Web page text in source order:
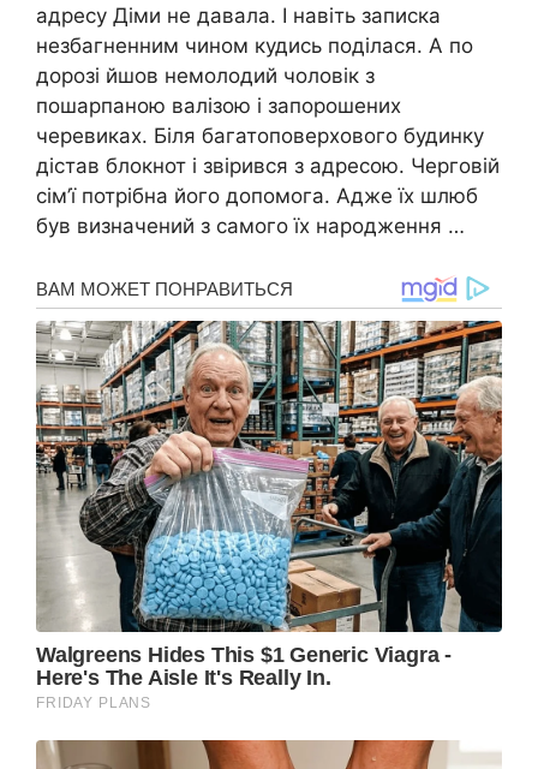
адресу Діми не давала. І навіть записка
незбагненним чином кудись поділася. А по
дорозі йшов немолодий чоловік з
пошарпаною валізою і запорошених
черевиках. Біля багатоповерхового будинку
дістав блокнот і звірився з адресою. Черговій
сім’ї потрібна його допомога. Адже їх шлюб
був визначений з самого їх народження …